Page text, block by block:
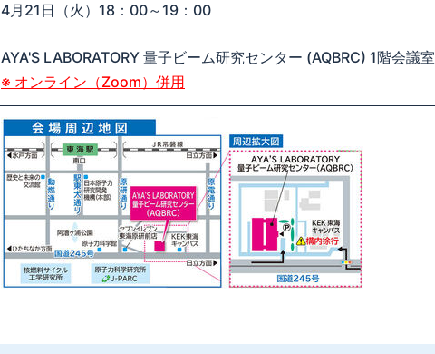
4月21日（火）18：00～19：00
AYA'S LABORATORY 量子ビーム研究センター (AQBRC) 1階会議室
※ オンライン（Zoom）併用